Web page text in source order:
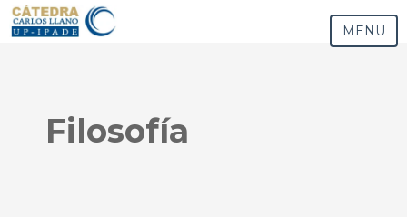
MENU
Filosofía